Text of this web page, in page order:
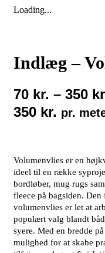
Loading...
Indlæg –
70 kr. – 350
350 kr. pr.
Volumenvlies er en
ideel til en række
bordløber, mug rugs
fleece på bagsiden.
volumenvlies er let at
populært valg blandt
syere. Med en bredde
mulighed for at skabe